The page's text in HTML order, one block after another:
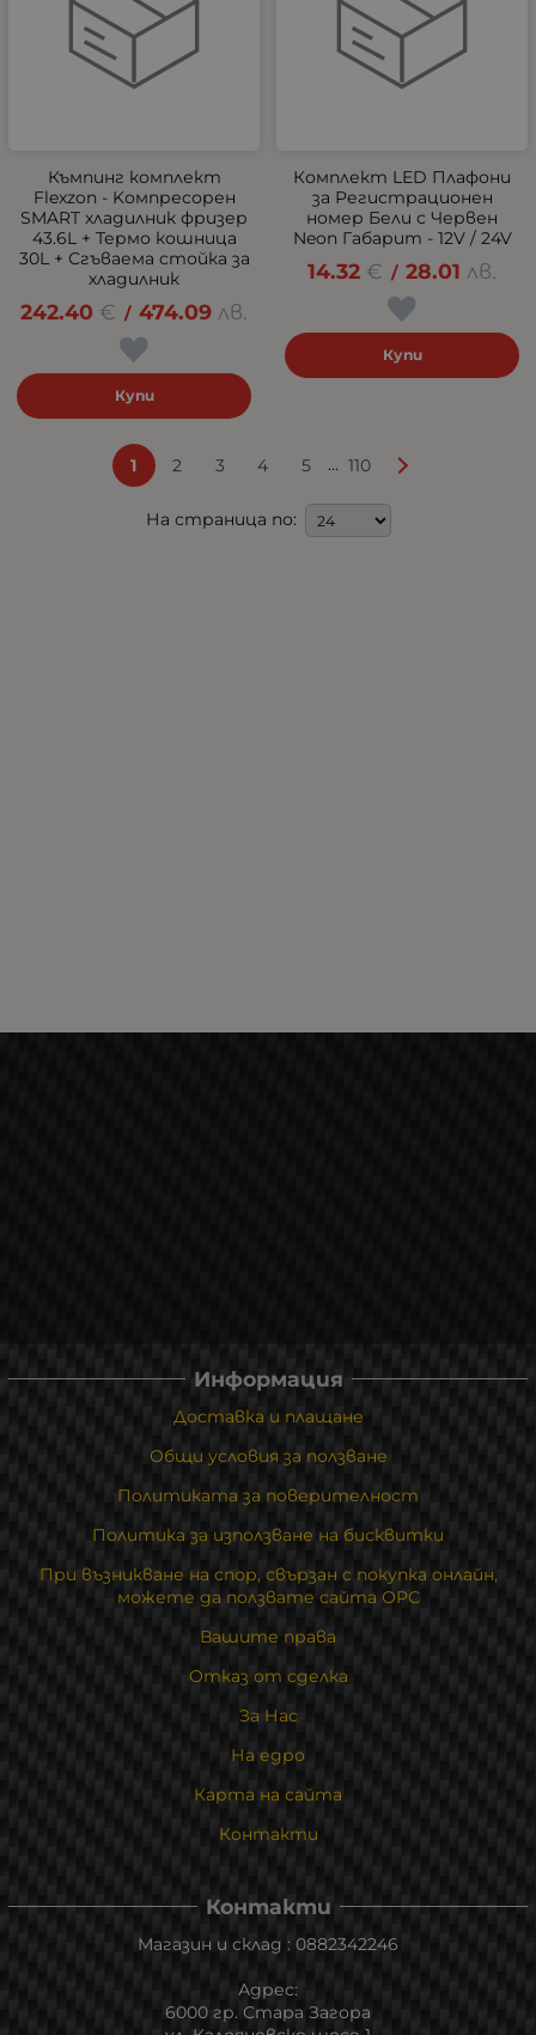
Къмпинг комплект
Flexzon - Kомпресорен
SMART хладилник фризер
43.6L + Термо кошница
30L + Сгъваема стойка за
хладилник
242.40 € / 474.09 лв.
Купи
Комплект LED Плафони
за Регистрационен
номер Бели с Червен
Neon Габарит - 12V / 24V
14.32 € / 28.01 лв.
Купи
1 2 3 4 5 ... 110
На страница по:
Информация
Доставка и плащане
Общи условия за ползване
Политиката за поверителност
Политика за използване на бисквитки
При възникване на спор, свързан с покупка онлайн,
можете да ползвате сайта ОРС
Вашите права
Отказ от сделка
За Нас
На едро
Карта на сайта
Контакти
Контакти
Магазин и склад : 0882342246
Адрес:
6000 гр. Стара Загора